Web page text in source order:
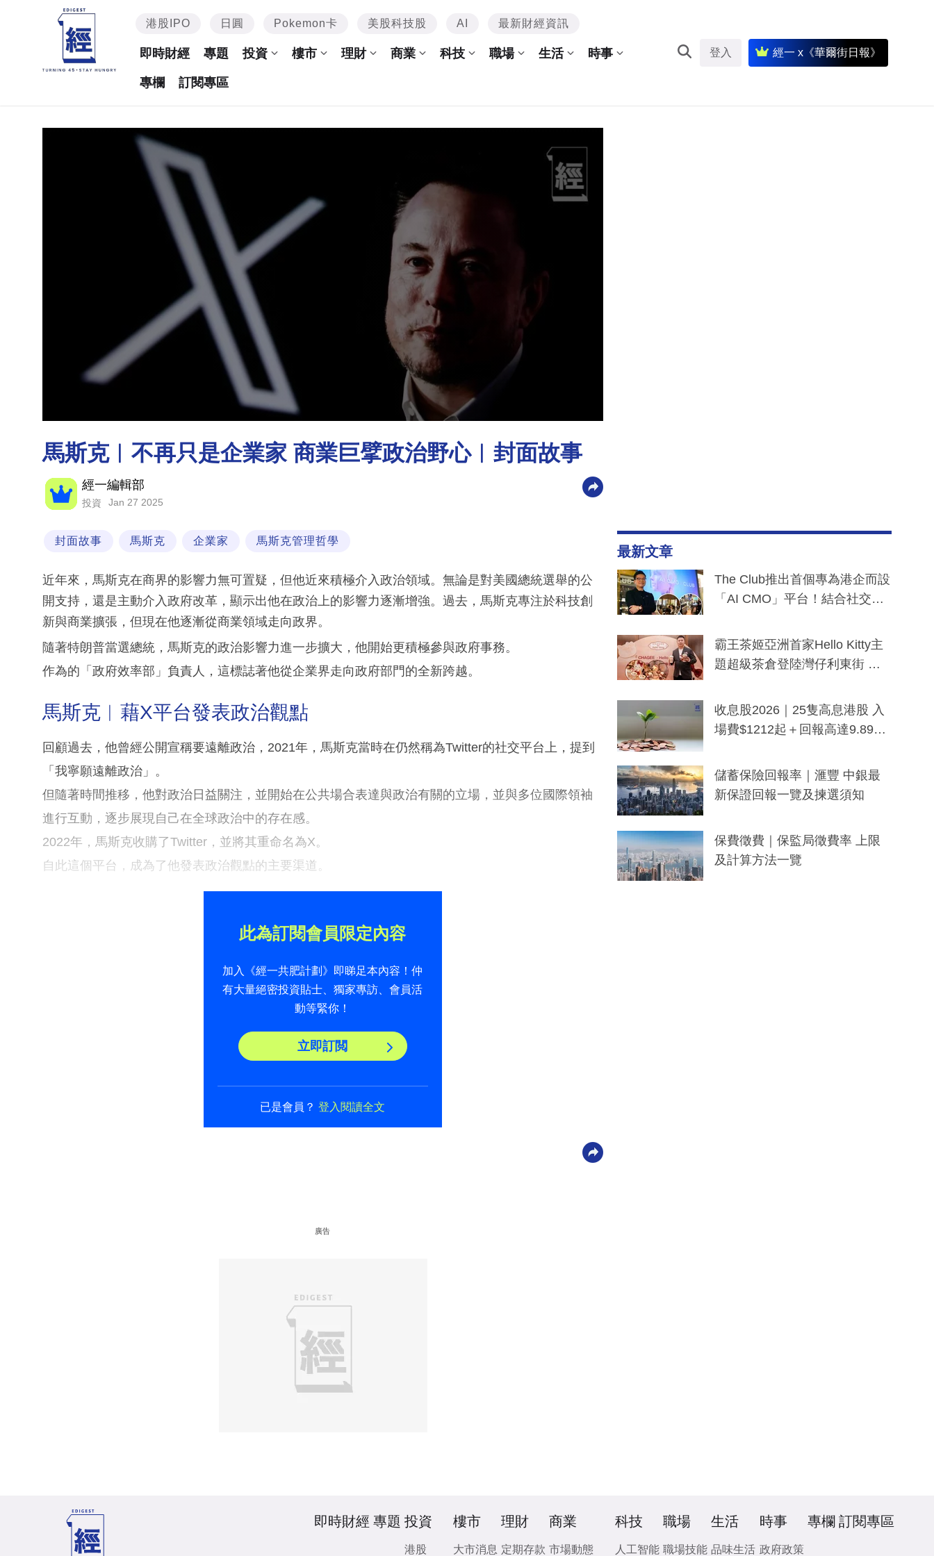
港股IPO 日圓 Pokemon卡 美股科技股 AI 最新財經資訊
即時財經 專題 投資 樓市 理財 商業 科技 職場 生活 時事
專欄 訂閱專區
登入 經一 x《華爾街日報》
馬斯克︳不再只是企業家 商業巨擘政治野心︳封面故事
經一編輯部
投資 Jan 27 2025
封面故事 馬斯克 企業家 馬斯克管理哲學
近年來，馬斯克在商界的影響力無可置疑，但他近來積極介入政治領域。無論是對美國總統選舉的公
開支持，還是主動介入政府改革，顯示出他在政治上的影響力逐漸增強。過去，馬斯克專注於科技創
新與商業擴張，但現在他逐漸從商業領域走向政界。
隨著特朗普當選總統，馬斯克的政治影響力進一步擴大，他開始更積極參與政府事務。
作為的「政府效率部」負責人，這標誌著他從企業界走向政府部門的全新跨越。
馬斯克︳藉X平台發表政治觀點
回顧過去，他曾經公開宣稱要遠離政治，2021年，馬斯克當時在仍然稱為Twitter的社交平台上，提到
「我寧願遠離政治」。
但隨著時間推移，他對政治日益關注，並開始在公共場合表達與政治有關的立場，並與多位國際領袖
進行互動，逐步展現自己在全球政治中的存在感。
2022年，馬斯克收購了Twitter，並將其重命名為X。
自此這個平台，成為了他發表政治觀點的主要渠道。
此為訂閱會員限定內容
加入《經一共肥計劃》即睇足本內容！仲
有大量絕密投資貼士、獨家專訪、會員活
動等緊你！
立即訂閲
已是會員？登入閱讀全文
廣告
最新文章
The Club推出首個專為港企而設
「AI CMO」平台！結合社交聆
分鐘生成「貼地」宣傳短片
霸王茶姬亞洲首家Hello Kitty主
題超級茶倉登陸灣仔利東街 推
y及香港限定特調系列
收息股2026｜25隻高息港股 入
場費$1212起＋回報高達9.89
儲蓄保險回報率｜滙豐 中銀最
新保證回報一覽及揀選須知
保費徵費｜保監局徵費率 上限
及計算方法一覽
即時財經 專題 投資
港股
樓市
大市消息
理財
定期存款
商業
市場動態
科技
人工智能
職場
職場技能
生活
品味生活
時事
政府政策
專欄 訂閱專區